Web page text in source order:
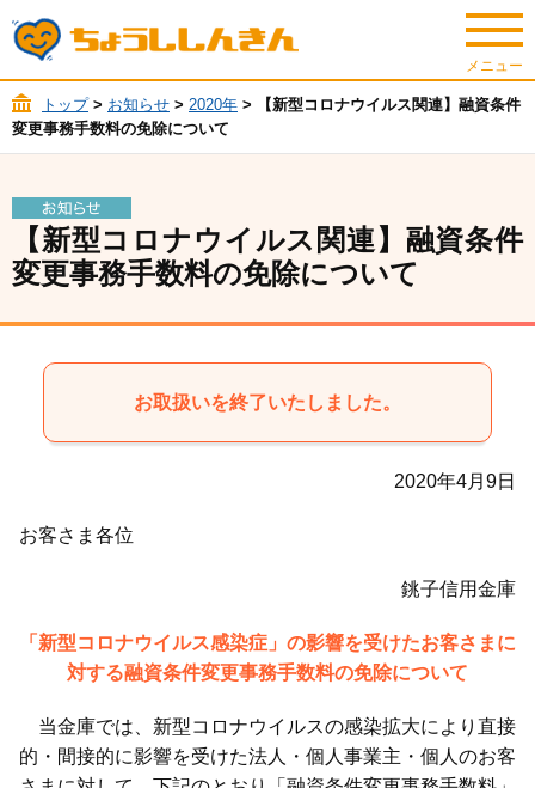
トップ> お知らせ > 2020年 > 【新型コロナウイルス関連】融資条件
変更事務手数料の免除について
【新型コロナウイルス関連】融資条件
変更事務手数料の免除について
お取扱いを終了いたしました。
2020年4月9日
お客さま各位
銚子信用金庫
「新型コロナウイルス感染症」の影響を受けたお客さまに
対する融資条件変更事務手数料の免除について
当金庫では、新型コロナウイルスの感染拡大により直接
的・間接的に影響を受けた法人・個人事業主・個人のお客